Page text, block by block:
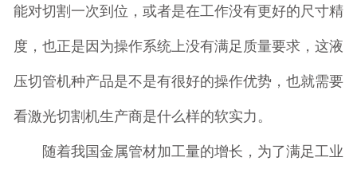
能对切割一次到位，或者是在工作没有更好的尺寸精
度，也正是因为操作系统上没有满足质量要求，这液
压切管机种产品是不是有很好的操作优势，也就需要
看激光切割机生产商是什么样的软实力。
随着我国金属管材加工量的增长，为了满足工业